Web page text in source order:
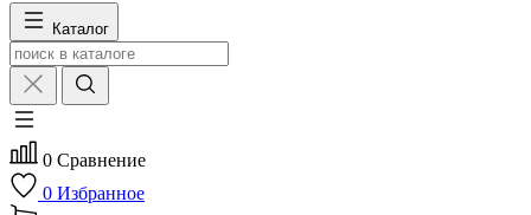
Каталог
0 Сравнение
0 Избранное